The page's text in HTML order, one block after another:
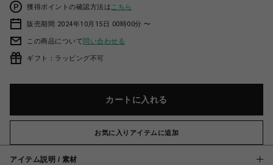
獲得ポイントの確認方法は こちら
販売期間 2024年10月15日 00時00分 〜
この商品について問い合わせる
ギフト：ラッピング不可
カートに入れる
お気に入りアイテムに追加
アイテム説明 / 素材